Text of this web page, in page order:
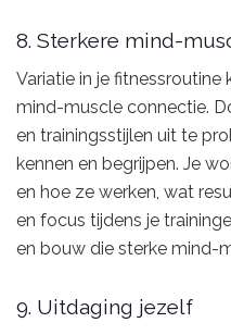
8. Sterkere mind-
Variatie in je
mind-muscle connectie.
en trainingsstijlen uit te
kennen en begrijpen. Je
en hoe ze werken, wat
en focus tijdens je
en bouw die sterke mind-
9. Uitdaging jezelf